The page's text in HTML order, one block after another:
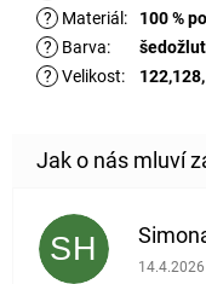
?
Materiál :
100 %
?
Barva:
? Velikost:
SH 14.4.2026